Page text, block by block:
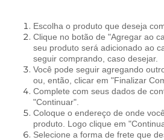
Escolha o produto que deseja
Clique no botão de "Agregar ao
seu produto será adicionado ao
seguir comprando, caso desejar.
Você pode seguir agregando
ou, então, clicar em "Finalizar
Complete com seus dados de
"Continuar".
Coloque o endereço de onde
produto. Logo clique em
Selecione a forma de frete que